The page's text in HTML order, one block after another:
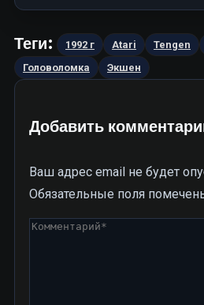
Теги: 1992 г Atari Tengen
Головоломка
Экшен
Добавить
Ваш адрес email не будет
Обязательные поля